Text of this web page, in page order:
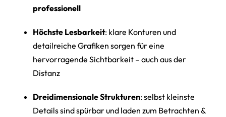
professionell
Höchste Lesbarkeit: klare Konturen und
detailreiche Grafiken sorgen für eine
hervorragende Sichtbarkeit – auch aus der
Distanz
Dreidimensionale Strukturen: selbst kleinste
Details sind spürbar und laden zum Betrachten &